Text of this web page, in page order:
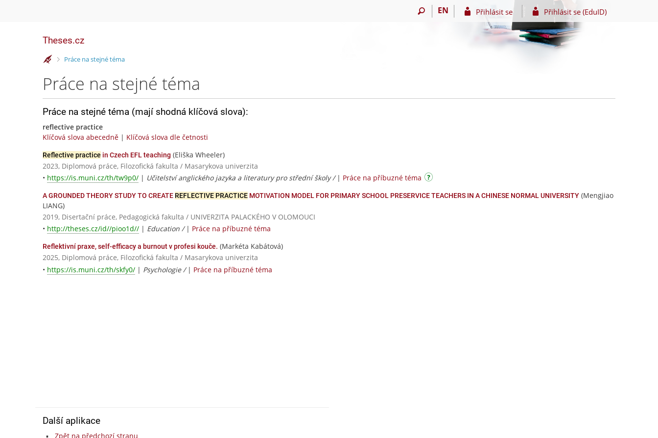
EN Přihlásit se Přihlásit se (EduID)
Theses.cz
>Práce na stejné téma
Práce na stejné téma
Práce na stejné téma (mají shodná klíčová slova):
reflective practice
Klíčová slova abecedně | Klíčová slova dle četnosti
Reflective practice in Czech EFL teaching (Eliška Wheeler)
2023, Diplomová práce, Filozofická fakulta / Masarykova univerzita
• https://is.muni.cz/th/tw9p0/ | Učitelství anglického jazyka a literatury pro střední školy / | Práce na příbuzné téma
A GROUNDED THEORY STUDY TO CREATE REFLECTIVE PRACTICE MOTIVATION MODEL FOR PRIMARY SCHOOL PRESERVICE TEACHERS IN A CHINESE NORMAL UNIVERSITY (Mengjiao
LIANG)
2019, Disertační práce, Pedagogická fakulta / UNIVERZITA PALACKÉHO V OLOMOUCI
• http://theses.cz/id//pioo1d// | Education / | Práce na příbuzné téma
Reflektivní praxe, self-efficacy a burnout v profesi kouče. (Markéta Kabátová)
2025, Diplomová práce, Filozofická fakulta / Masarykova univerzita
• https://is.muni.cz/th/skfy0/ | Psychologie / | Práce na příbuzné téma
Další aplikace
Zpět na předchozí stranu